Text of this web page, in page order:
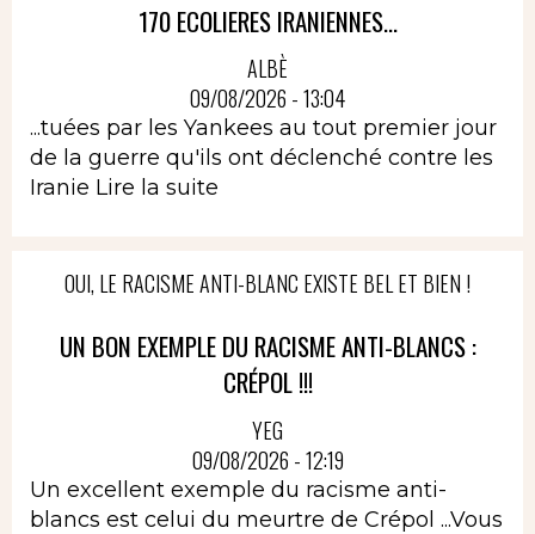
170 ECOLIERES IRANIENNES...
ALBÈ
09/08/2026 - 13:04
...tuées par les Yankees au tout premier jour
de la guerre qu'ils ont déclenché contre les
Iranie Lire la suite
OUI, LE RACISME ANTI-BLANC EXISTE BEL ET BIEN !
UN BON EXEMPLE DU RACISME ANTI-BLANCS :
CRÉPOL !!!
YEG
09/08/2026 - 12:19
Un excellent exemple du racisme anti-
blancs est celui du meurtre de Crépol ...Vous